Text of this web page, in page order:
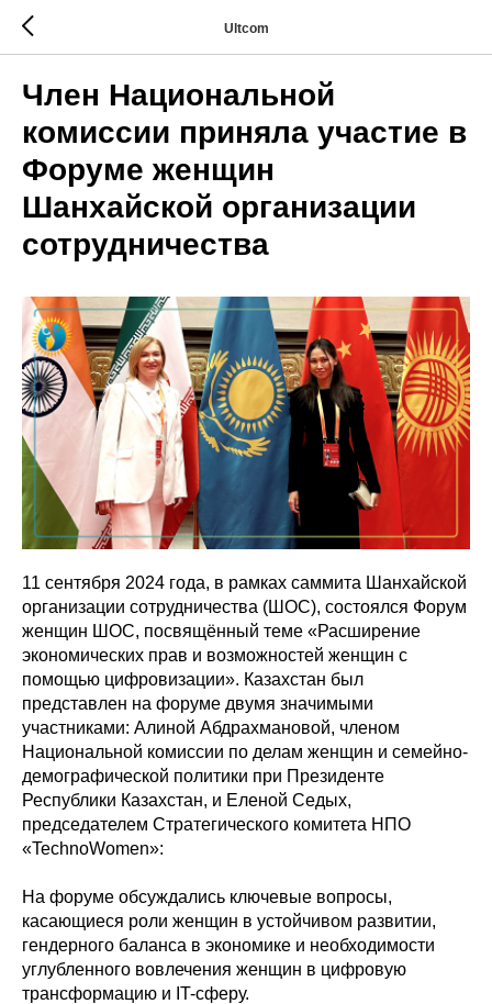
Ultcom
Член Национальной
комиссии приняла участие в
Форуме женщин
Шанхайской организации
сотрудничества
11 сентября 2024 года, в рамках саммита Шанхайской
организации сотрудничества (ШОС), состоялся Форум
женщин ШОС, посвящённый теме «Расширение
экономических прав и возможностей женщин с
помощью цифровизации». Казахстан был
представлен на форуме двумя значимыми
участниками: Алиной Абдрахмановой, членом
Национальной комиссии по делам женщин и семейно-
демографической политики при Президенте
Республики Казахстан, и Еленой Седых,
председателем Стратегического комитета НПО
«TechnoWomen»:
На форуме обсуждались ключевые вопросы,
касающиеся роли женщин в устойчивом развитии,
гендерного баланса в экономике и необходимости
углубленного вовлечения женщин в цифровую
трансформацию и IT-сферу.